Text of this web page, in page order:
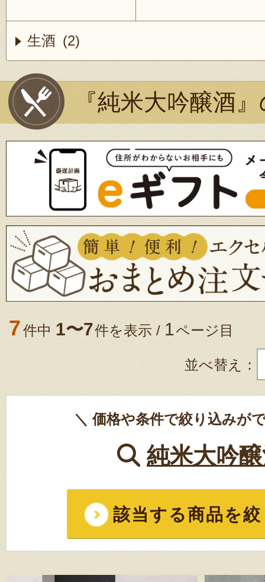
生酒 (2)
『純米大吟醸酒
7件中 1〜7件を表示 / 1ページ目
並べ替え：
＼ 価格や条件で絞り込みが
純米大吟
該当する商品を